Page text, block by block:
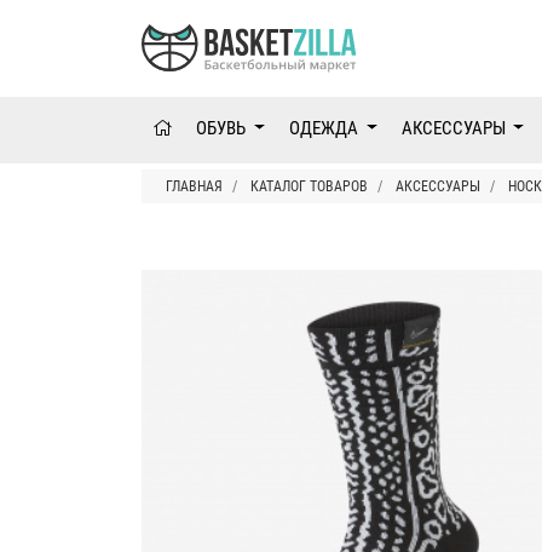
ОБУВЬ ОДЕЖДА АКСЕССУАРЫ
ГЛАВНАЯ КАТАЛОГ ТОВАРОВ АКСЕССУАРЫ